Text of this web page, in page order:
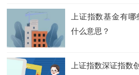
上证指数基金有
什么意思？
上证指数深证指数